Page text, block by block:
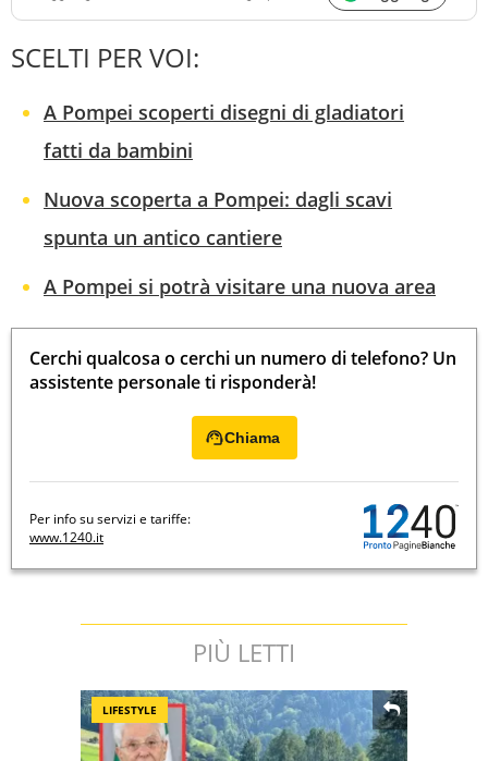
SCELTI PER VOI:
A Pompei scoperti disegni di gladiatori
fatti da bambini
Nuova scoperta a Pompei: dagli scavi
spunta un antico cantiere
A Pompei si potrà visitare una nuova area
Cerchi qualcosa o cerchi un numero di telefono? Un
assistente personale ti risponderà!
Chiama
Per info su servizi e tariffe:
www.1240.it
PIÙ LETTI
LIFESTYLE